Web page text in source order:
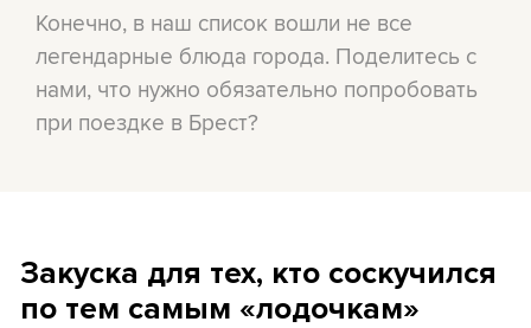
Конечно, в наш список вошли не все
легендарные блюда города. Поделитесь с
нами, что нужно обязательно попробовать
при поездке в Брест?
Закуска для тех, кто соскучился
по тем самым «лодочкам»